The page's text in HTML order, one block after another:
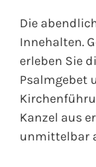
Die
Innehalten.
erleben Sie
Psalmgebet
Kanzel aus
unmittelbar